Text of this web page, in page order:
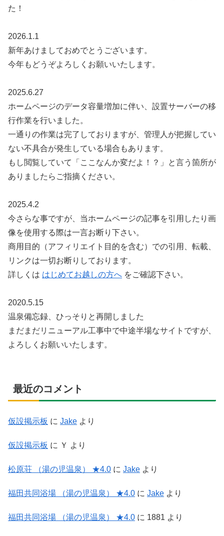
た！
2026.1.1
新年あけましておめでとうございます。
今年もどうぞよろしくお願いいたします。
2025.6.27
ホームページのデータ容量増加に伴い、設置サーバーの移
行作業を行いました。
一通りの作業は完了しておりますが、管理人が把握してい
ない不具合が発生している場合もあります。
もし閲覧していて「ここなんか変だよ！？」と言う箇所が
ありましたらご指摘ください。
2025.4.2
今さらな事ですが、当ホームページの記事を引用したり画
像を使用する際は一言お断り下さい。
商用目的（アフィリエイト目的を含む）での引用、転載、
リンクは一切お断りしております。
詳しくは はじめてお越しの方へ をご確認下さい。
2020.5.15
温泉備忘録、ひっそりと再開しました
まだまだリニューアル工事中で中途半場なサイトですが、
よろしくお願いいたします。
最近のコメント
仮設掲示板 に Jake より
仮設掲示板 に Ｙ より
松原荘 （湯の児温泉） ★4.0 に Jake より
福田共同浴場 （湯の児温泉） ★4.0 に Jake より
福田共同浴場 （湯の児温泉） ★4.0 に 1881 より